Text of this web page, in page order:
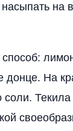
на
донце. На
соли.